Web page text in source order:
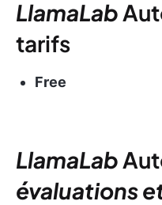
LlamaLab
tarifs
Free
LlamaLab
évaluations